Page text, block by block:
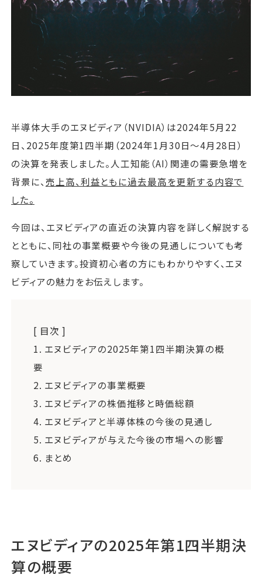
よくある質問
半導体大手のエヌビディア（NVIDIA）は2024年5月22
日、2025年度第1四半期（2024年1月30日〜4月28日）
の決算を発表しました。人工知能（AI）関連の需要急増を
背景に、 売上高、利益ともに過去最高を更新する内容で
した。
今回は、エヌビディアの直近の決算内容を詳しく解説する
とともに、同社の事業概要や今後の見通しについても考
察していきます。投資初心者の方にもわかりやすく、エヌ
ビディアの魅力をお伝えします。
[ 目次 ]
1. エヌビディアの2025年第1四半期決算の概
要
2. エヌビディアの事業概要
3. エヌビディアの株価推移と時価総額
4. エヌビディアと半導体株の今後の見通し
5. エヌビディアが与えた今後の市場への影響
6. まとめ
エヌビディアの2025年第1四半期決
算の概要